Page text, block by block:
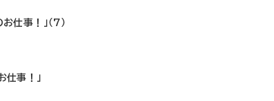
事！」（7）
仕事！」